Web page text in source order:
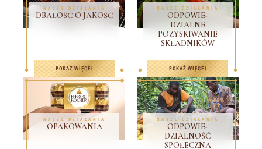
NASZE DZIAŁANIA
DBAŁOŚĆ O JAKOŚĆ
POKAŻ WIĘCEJ
NASZE DZIAŁANIA
ODPOWIE-
DZIALNE
POZYSKIWANIE
SKŁADNIKÓW
POKAŻ WIĘCEJ
NASZE DZIAŁANIA
OPAKOWANIA
NASZE DZIAŁANIA
ODPOWIE-
DZIALNOŚĆ
SPOŁECZNA